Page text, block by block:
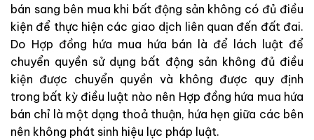
bán sang bên mua khi bất động sản không có đủ điều
kiện để thực hiện các giao dịch liên quan đến đất đai.
Do Hợp đồng hứa mua hứa bán là để lách luật để
chuyển quyền sử dụng bất động sản không đủ điều
kiện được chuyển quyền và không được quy định
trong bất kỳ điều luật nào nên Hợp đồng hứa mua hứa
bán chỉ là một dạng thoả thuận, hứa hẹn giữa các bên
nên không phát sinh hiệu lực pháp luật.